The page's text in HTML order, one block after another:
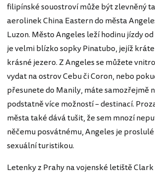
filipínské souostroví může být zlevněný
aerolinek China Eastern do města
Luzon. Město Angeles leží hodinu jízdy
je velmi blízko sopky Pinatubo, jejíž
krásné jezero. Z Angeles se můžete
vydat na ostrov Cebu či Coron, nebo
přesunete do Manily, máte samozřejmě
podstatně více možností – destinací.
města také dává tušit, že sem mnozí
něčemu posvátnému, Angeles je
sexuální turistikou.
Letenky z Prahy na vojenské letiště